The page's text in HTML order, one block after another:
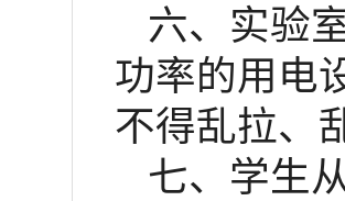
六、实验
功率的用电
不得乱拉、
七、学生